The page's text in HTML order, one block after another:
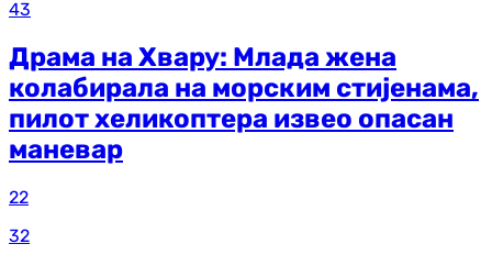
43
Драма на Хвару: Млада жена
колабирала на морским стијенама,
пилот хеликоптера извео опасан
маневар
22
32